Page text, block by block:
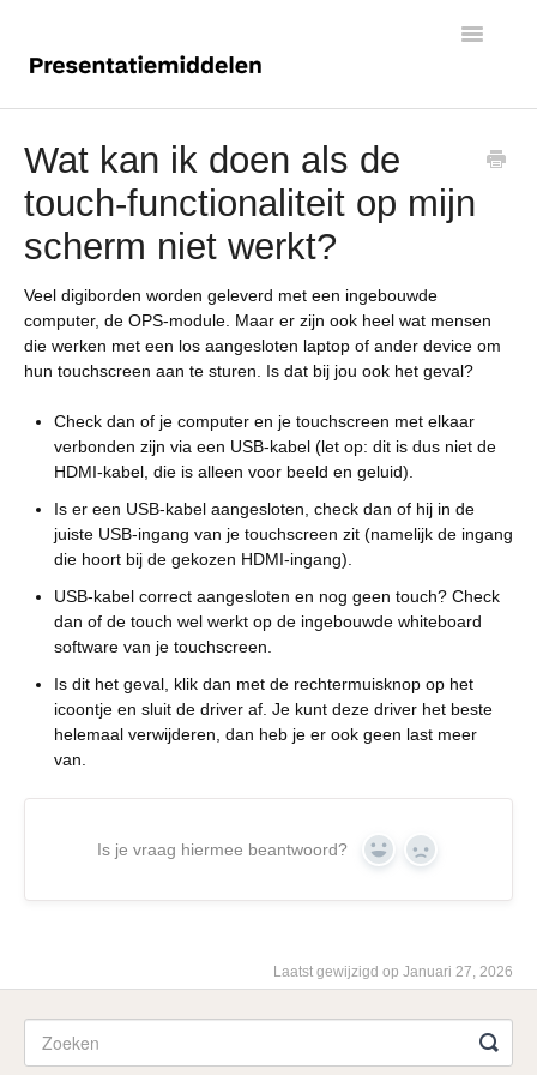
Toggle
Digiborden
Touchscreens
Wat kan ik doen als de
touch-functionaliteit op mijn
scherm niet werkt?
Veel digiborden worden geleverd met een ingebouwde
computer, de OPS-module. Maar er zijn ook heel wat mensen
die werken met een los aangesloten laptop of ander device om
hun touchscreen aan te sturen. Is dat bij jou ook het geval?
Check dan of je computer en je touchscreen met elkaar
verbonden zijn via een USB-kabel (let op: dit is dus niet de
HDMI-kabel, die is alleen voor beeld en geluid).
Is er een USB-kabel aangesloten, check dan of hij in de
juiste USB-ingang van je touchscreen zit (namelijk de ingang
die hoort bij de gekozen HDMI-ingang).
USB-kabel correct aangesloten en nog geen touch? Check
dan of de touch wel werkt op de ingebouwde whiteboard
software van je touchscreen.
Is dit het geval, klik dan met de rechtermuisknop op het
icoontje en sluit de driver af. Je kunt deze driver het beste
helemaal verwijderen, dan heb je er ook geen last meer
van.
Is je vraag hiermee beantwoord? Yes No
Laatst gewijzigd op Januari 27, 2026